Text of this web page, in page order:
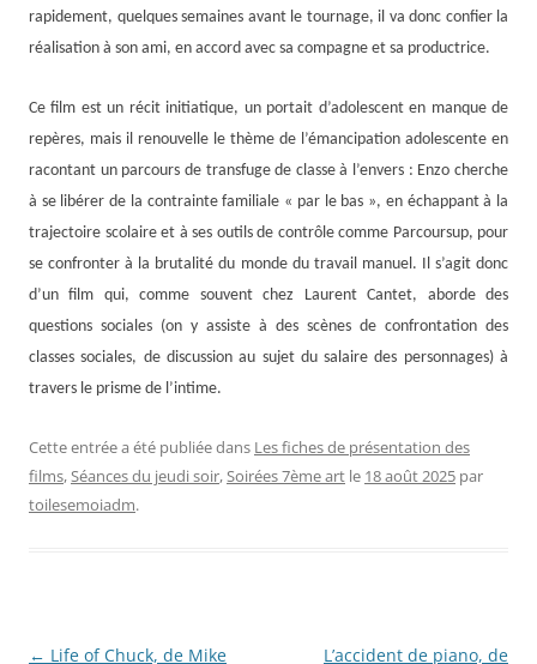
rapidement, quelques semaines avant le tournage, il va donc confier la
réalisation à son ami, en accord avec sa compagne et sa productrice.
Ce film est un récit initiatique, un portait d’adolescent en manque de
repères, mais il renouvelle le thème de l’émancipation adolescente en
racontant un parcours de transfuge de classe à l’envers : Enzo cherche
à se libérer de la contrainte familiale « par le bas », en échappant à la
trajectoire scolaire et à ses outils de contrôle comme Parcoursup, pour
se confronter à la brutalité du monde du travail manuel. Il s’agit donc
d’un film qui, comme souvent chez Laurent Cantet, aborde des
questions sociales (on y assiste à des scènes de confrontation des
classes sociales, de discussion au sujet du salaire des personnages) à
travers le prisme de l’intime.
Cette entrée a été publiée dans Les fiches de présentation des
films,Séances du jeudi soir,Soirées 7ème art le 18 août 2025 par
toilesemoiadm.
Navigation
← Life of Chuck, de Mike L’accident de piano, de